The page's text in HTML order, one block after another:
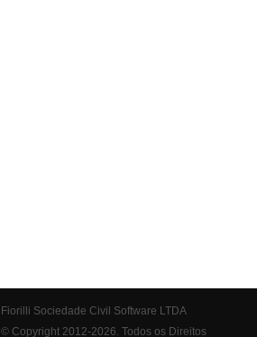
Fiorilli Sociedade Civil Software LTDA
© Copyright 2012-2026. Todos os Direitos